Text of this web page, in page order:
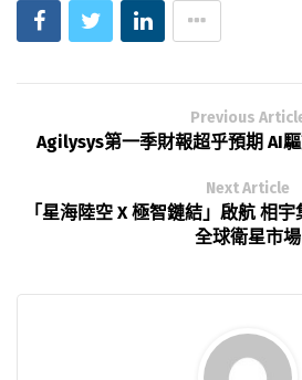
Previous
Agilysys第一季財報超乎預期 AI
Next Article
「星海陸空 X 極智鏈結」啟航 相
全球衛星市場